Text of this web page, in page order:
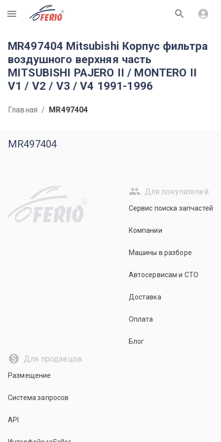
R
MR497404 Mitsubishi Корпус фильтра
воздушного верхняя часть
MITSUBISHI PAJERO II / MONTERO II
V1 / V2 / V3 / V4 1991-1996
Главная / MR497404
MR497404
R
Для покупателей
Сервис поиска запчастей
Компании
Машины в разборе
Автосервисам и СТО
Доставка
Оплата
Блог
Для продавцов
Размещение
Система запросов
API